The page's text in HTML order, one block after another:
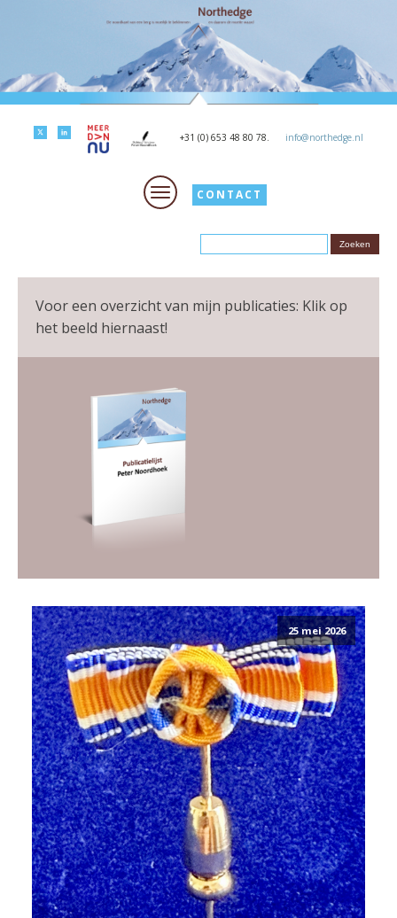
+31 (0) 653 48 80 78. info@northedge.nl
CONTACT
Voor een overzicht van mijn publicaties: Klik op
het beeld hiernaast!
25 mei 2026